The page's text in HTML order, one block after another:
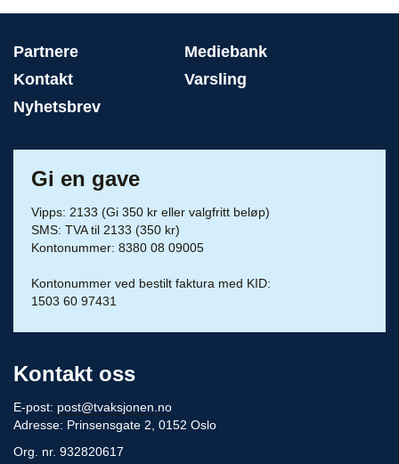
Partnere
Mediebank
Kontakt
Varsling
Nyhetsbrev
Gi en gave
Vipps: 2133 (Gi 350 kr eller valgfritt beløp)
SMS: TVA til 2133 (350 kr)
Kontonummer: 8380 08 09005
Kontonummer ved bestilt faktura med KID:
1503 60 97431
Kontakt oss
E-post: post@tvaksjonen.no
Adresse: Prinsensgate 2, 0152 Oslo
Org. nr. 932820617